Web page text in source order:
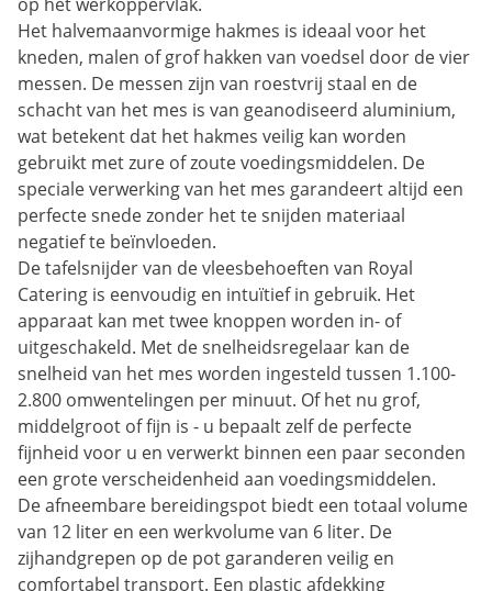
Het halvemaanvormige hakmes is ideaal voor het
kneden, malen of grof hakken van voedsel door de vier
messen. De messen zijn van roestvrij staal en de
schacht van het mes is van geanodiseerd aluminium,
wat betekent dat het hakmes veilig kan worden
gebruikt met zure of zoute voedingsmiddelen. De
speciale verwerking van het mes garandeert altijd een
perfecte snede zonder het te snijden materiaal
negatief te beïnvloeden.
De tafelsnijder van de vleesbehoeften van Royal
Catering is eenvoudig en intuïtief in gebruik. Het
apparaat kan met twee knoppen worden in- of
uitgeschakeld. Met de snelheidsregelaar kan de
snelheid van het mes worden ingesteld tussen 1.100-
2.800 omwentelingen per minuut. Of het nu grof,
middelgroot of fijn is - u bepaalt zelf de perfecte
fijnheid voor u en verwerkt binnen een paar seconden
een grote verscheidenheid aan voedingsmiddelen.
De afneembare bereidingspot biedt een totaal volume
van 12 liter en een werkvolume van 6 liter. De
zijhandgrepen op de pot garanderen veilig en
comfortabel transport. Een plastic afdekking